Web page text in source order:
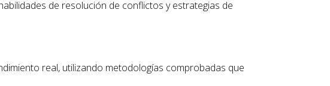
de resolución de conflictos y estrategias de
real, utilizando metodologías comprobadas que